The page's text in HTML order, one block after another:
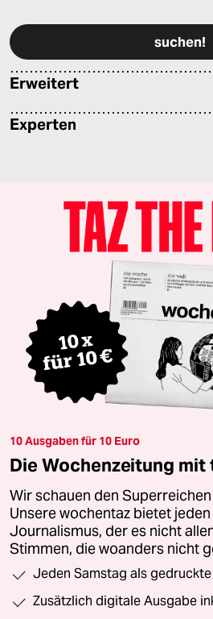
Erweitert
Experten
10 Ausgaben für 10 Euro
Die Wochenzeitung
Wir schauen den
Unsere wochentaz bietet
Journalismus, der es nicht
Stimmen, die woanders nicht
Jeden Samstag als
Zusätzlich digitale Ausgabe